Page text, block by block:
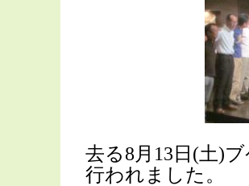
去る8月13日(土)
行われました。